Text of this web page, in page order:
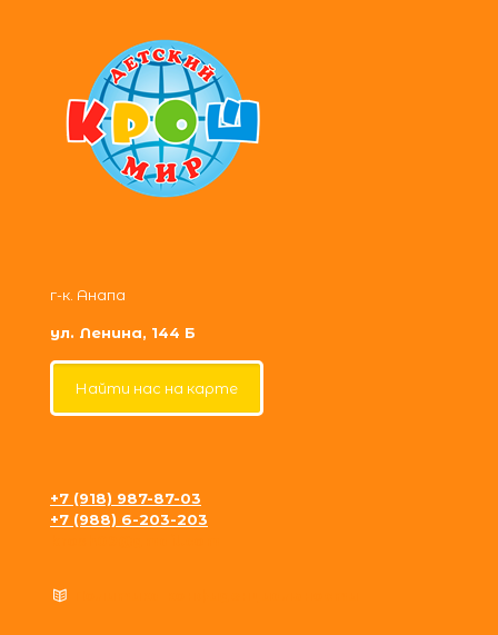
г-к. Анапа
ул. Ленина, 144 Б
Найти нас на карте
+7 (918) 987-87-03
+7 (988) 6-203-203